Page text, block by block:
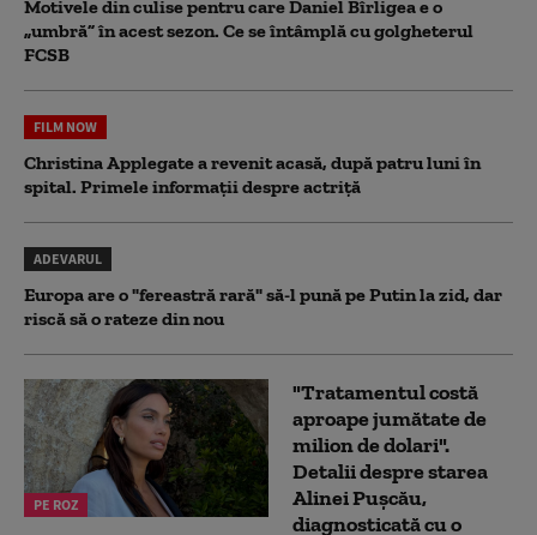
Motivele din culise pentru care Daniel Bîrligea e o
„umbră” în acest sezon. Ce se întâmplă cu golgheterul
FCSB
FILM NOW
Christina Applegate a revenit acasă, după patru luni în
spital. Primele informații despre actriță
ADEVARUL
Europa are o "fereastră rară" să-l pună pe Putin la zid, dar
riscă să o rateze din nou
PE ROZ
"Tratamentul costă
aproape jumătate de
milion de dolari".
Detalii despre starea
Alinei Pușcău,
diagnosticată cu o